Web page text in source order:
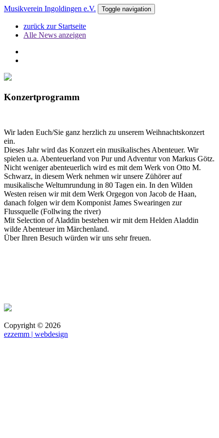
Musikverein Ingoldingen e.V. Toggle navigation
zurück zur Startseite
Alle News anzeigen
Konzertprogramm
Wir laden Euch/Sie ganz herzlich zu unserem Weihnachtskonzert
ein.
Dieses Jahr wird das Konzert ein musikalisches Abenteuer. Wir
spielen u.a. Abenteuerland von Pur und Adventur von Markus Götz.
Nicht weniger abenteuerlich wird es mit dem Werk von Otto M.
Schwarz, in diesem Werk nehmen wir unsere Zühörer auf
musikalische Weltumrundung in 80 Tagen ein. In den Wilden
Westen reisen wir mit dem Werk Orgegon von Jacob de Haan,
danach folgen wir dem Komponist James Swearingen zur
Flussquelle (Follwing the river)
Mit Selection of Aladdin bestehen wir mit dem Helden Aladdin
wilde Abenteuer im Märchenland.
Über Ihren Besuch würden wir uns sehr freuen.
Copyright © 2026
ezzemm | webdesign